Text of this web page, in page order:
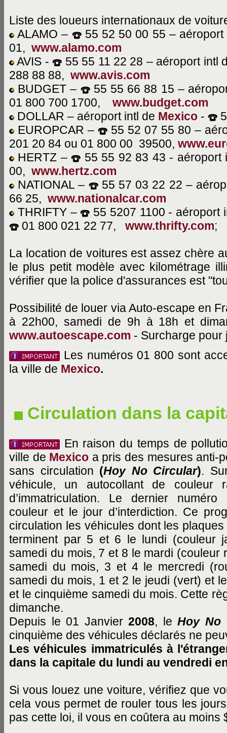
Liste des loueurs internationaux de
ALAMO –
55 52 50 00 55 –
01, www.alamo.com
AVIS -
55 55 11 22 28 – aéroport intl
288 88 88, www.avis.com
BUDGET –
55 55 66 88 15 –
01 800 700 1700,
www.budget.com
DOLLAR – aéroport intl de Mexico -
EUROPCAR –
55 52 07 55 80 –
201 20 84 ou 01 800 00 39500,
HERTZ –
55 55 92 83 43 -
00, www.hertz.com
NATIONAL –
55 57 03 22 22 –
66 25, www.nationalcar.com
THRIFTY –
55 5207 1100 - aéroport
01 800 021 22 77,
www.thrifty.com;
La location de voitures est assez chère
le plus petit modèle avec kilométrage
vérifier que la police d'assurances est
Possibilité de louer via Auto-escape en
à 22h00, samedi de 9h à 18h et
www.autoescape.com - Surcharge pour
Les numéros 01 800 sont
la ville de Mexico.
Circulation dans la
En raison du temps de
ville de Mexico a pris des mesures anti-
sans circulation (Hoy No Circular).
véhicule, un autocollant de couleur
d’immatriculation. Le dernier
couleur et le jour d’interdiction. Ce
circulation les véhicules dont les
terminent par 5 et 6 le lundi (couleur
samedi du mois, 7 et 8 le mardi (couleur
samedi du mois, 3 et 4 le mercredi
samedi du mois, 1 et 2 le jeudi (vert) et
et le cinquième samedi du mois. Cette
dimanche.
Depuis le 01 Janvier2008, leHoy No
cinquième des véhicules déclarés ne
Les véhicules immatriculés à
dans la capitale du lundi au vendredi
Si vous louez une voiture, vérifiez que
cela vous permet de rouler tous les
pas cette loi, il vous en coûtera au moins